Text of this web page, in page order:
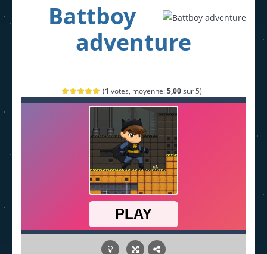
Battboy
adventure
(1 votes, moyenne:5,00sur 5)